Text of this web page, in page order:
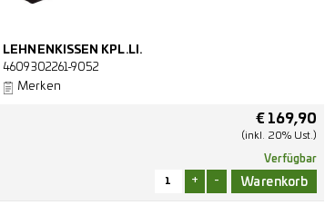
LEHNENKISSEN KPL.LI.
4609302261-9052
Merken
€169,90
(inkl. 20% Ust.)
Verfügbar
+ -